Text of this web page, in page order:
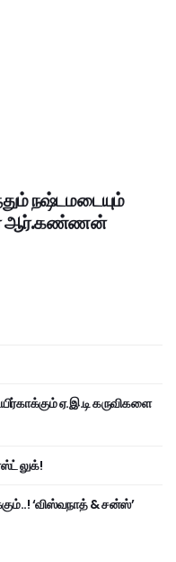
நஷ்டமடையும்
ஆர்.கண்ணன்
ஏ.இ.டி கருவிகளை
லுக்!
‘விஸ்வநாத் & சன்ஸ்’